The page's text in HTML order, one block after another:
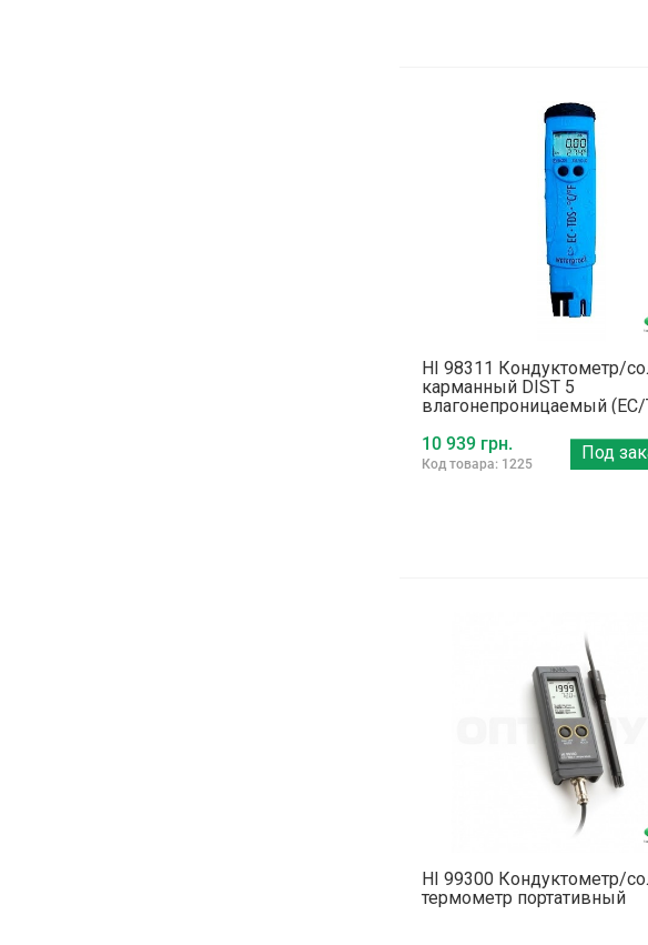
HI 98311 Кондуктометр/
карманный DIST 5
влагонепроницаемый
10 939 грн.
Код товара: 1225
Под
HI 99300 Кондуктометр/
термометр портативный